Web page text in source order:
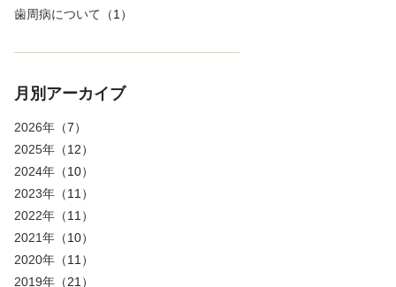
歯周病について （1）
月別アーカイブ
2026年 （7）
2025年 （12）
2024年 （10）
2023年 （11）
2022年 （11）
2021年 （10）
2020年 （11）
2019年 （21）